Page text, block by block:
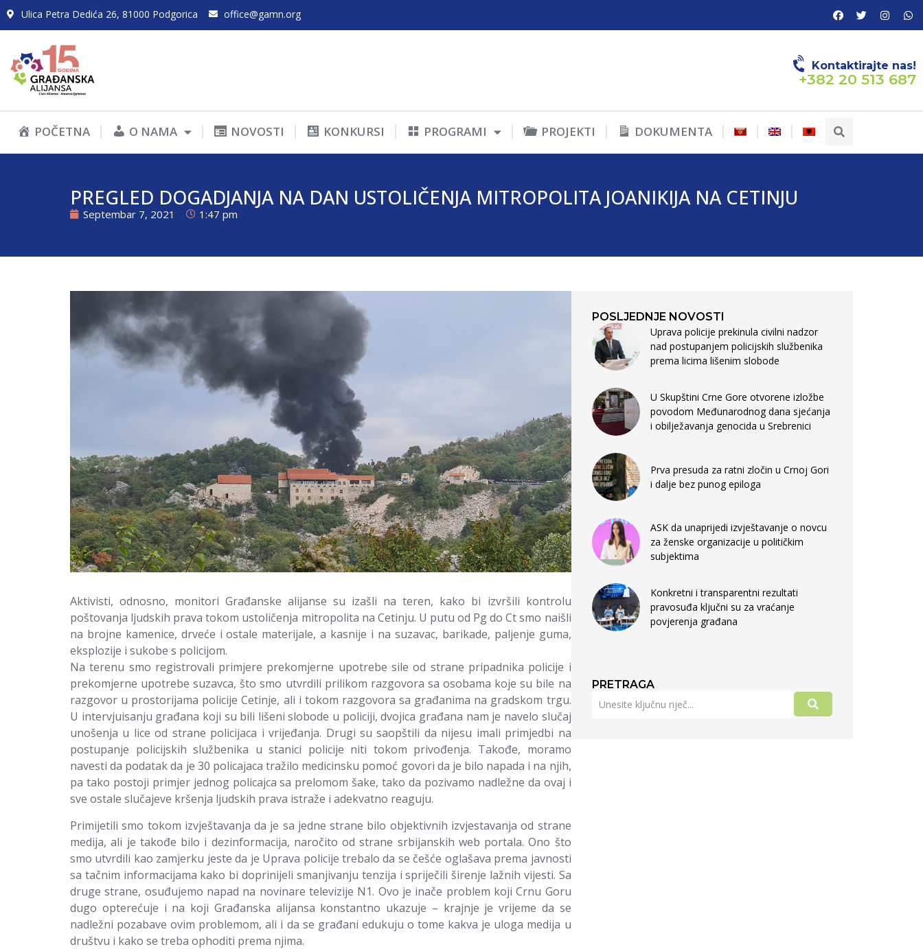
Ulica Petra Dedića 26, 81000 Podgorica office@gamn.org
Kontaktirajte nas!
+382 20 513 687
POČETNA O NAMA NOVOSTI KONKURSI PROGRAMI PROJEKTI DOKUMENTA
PREGLED DOGADJANJA NA DAN USTOLIČENJA MITROPOLITA JOANIKIJA NA CETINJU
Septembar 7, 2021 1:47 pm
Aktivisti, odnosno, monitori Građanske alijanse su izašli na teren, kako bi izvršili kontrolu
poštovanja ljudskih prava tokom ustoličenja mitropolita na Cetinju. U putu od Pg do Ct smo naišli
na brojne kamenice, drveće i ostale materijale, a kasnije i na suzavac, barikade, paljenje guma,
eksplozije i sukobe s policijom.
Na terenu smo registrovali primjere prekomjerne upotrebe sile od strane pripadnika policije i
prekomjerne upotrebe suzavca, što smo utvrdili prilikom razgovora sa osobama koje su bile na
razgovor u prostorijama policije Cetinje, ali i tokom razgovora sa građanima na gradskom trgu.
U intervjuisanju građana koji su bili lišeni slobode u policiji, dvojica građana nam je navelo slučaj
unošenja u lice od strane policijaca i vrijeđanja. Drugi su saopštili da nijesu imali primjedbi na
postupanje policijskih službenika u stanici policije niti tokom privođenja. Takođe, moramo
navesti da podatak da je 30 policajaca tražilo medicinsku pomoć govori da je bilo napada i na njih,
pa tako postoji primjer jednog policajca sa prelomom šake, tako da pozivamo nadležne da ovaj i
sve ostale slučajeve kršenja ljudskih prava istraže i adekvatno reaguju.
Primijetili smo tokom izvještavanja da je sa jedne strane bilo objektivnih izvjestavanja od strane
medija, ali je takođe bilo i dezinformacija, naročito od strane srbijanskih web portala. Ono što
smo utvrdili kao zamjerku jeste da je Uprava policije trebalo da se češće oglašava prema javnosti
sa tačnim informacijama kako bi doprinijeli smanjivanju tenzija i spriječili širenje lažnih vijesti. Sa
druge strane, osuđujemo napad na novinare televizije N1. Ovo je inače problem koji Crnu Goru
dugo opterećuje i na koji Građanska alijansa konstantno ukazuje – krajnje je vrijeme da se
nadležni pozabave ovim problemom, ali i da se građani edukuju o tome kakva je uloga medija u
društvu i kako se treba ophoditi prema njima.
POSLJEDNJE NOVOSTI
Uprava policije prekinula civilni nadzor
nad postupanjem policijskih službenika
prema licima lišenim slobode
U Skupštini Crne Gore otvorene izložbe
povodom Međunarodnog dana sjećanja
i obilježavanja genocida u Srebrenici
Prva presuda za ratni zločin u Crnoj Gori
i dalje bez punog epiloga
ASK da unaprijedi izvještavanje o novcu
za ženske organizacije u političkim
subjektima
Konkretni i transparentni rezultati
pravosuđa ključni su za vraćanje
povjerenja građana
PRETRAGA